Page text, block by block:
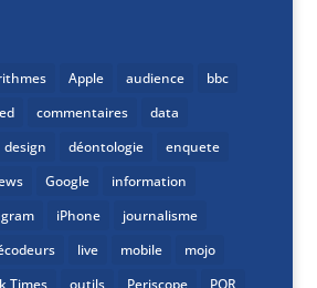
Apple audience
bbc
commentaires
data
design déontologie
enquete
Google
information
iPhone
journalisme
live mobile
mojo